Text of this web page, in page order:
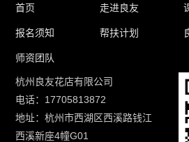
首页 走进良友
报名须知 帮扶计划
师资团队
杭州良友花店有限公司
电话：17705813872
地址：杭州市西湖区西溪路钱江
西溪新座4幢G01